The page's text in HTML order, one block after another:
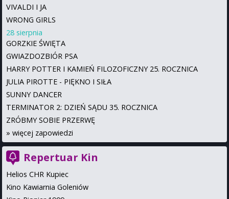
VIVALDI I JA
WRONG GIRLS
28 sierpnia
GORZKIE ŚWIĘTA
GWIAZDOZBIÓR PSA
HARRY POTTER I KAMIEŃ FILOZOFICZNY 25. ROCZNICA
JULIA PIROTTE - PIĘKNO I SIŁA
SUNNY DANCER
TERMINATOR 2: DZIEŃ SĄDU 35. ROCZNICA
ZRÓBMY SOBIE PRZERWĘ
» więcej zapowiedzi
Repertuar Kin
Helios CHR Kupiec
Kino Kawiarnia Goleniów